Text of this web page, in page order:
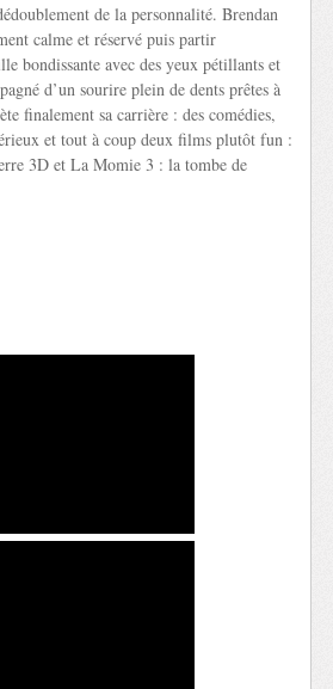
de la personnalité. Brendan
calme et réservé puis partir
bondissante avec des yeux pétillants et
d’un sourire plein de dents prêtes à
finalement sa carrière : des comédies,
et tout à coup deux films plutôt fun :
3D et La Momie 3 : la tombe de